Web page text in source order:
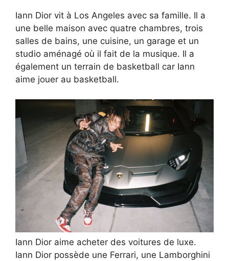
Iann Dior vit à Los Angeles avec sa famille. Il a
une belle maison avec quatre chambres, trois
salles de bains, une cuisine, un garage et un
studio aménagé où il fait de la musique. Il a
également un terrain de basketball car Iann
aime jouer au basketball.
Iann Dior aime acheter des voitures de luxe.
Iann Dior possède une Ferrari, une Lamborghini